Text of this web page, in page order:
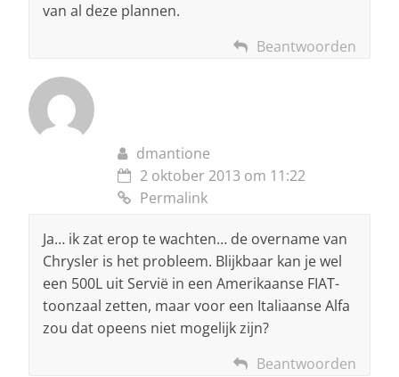
van al deze plannen.
Beantwoorden
dmantione
2 oktober 2013 om 11:22
Permalink
Ja… ik zat erop te wachten… de overname van
Chrysler is het probleem. Blijkbaar kan je wel
een 500L uit Servië in een Amerikaanse FIAT-
toonzaal zetten, maar voor een Italiaanse Alfa
zou dat opeens niet mogelijk zijn?
Beantwoorden